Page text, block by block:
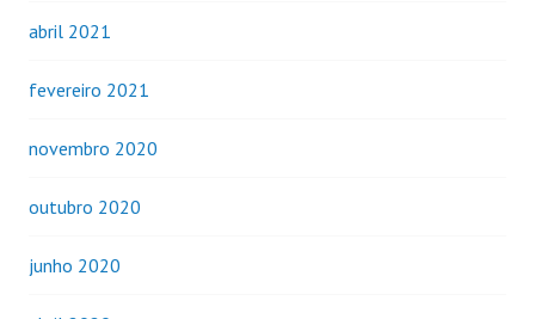
abril 2021
fevereiro 2021
novembro 2020
outubro 2020
junho 2020